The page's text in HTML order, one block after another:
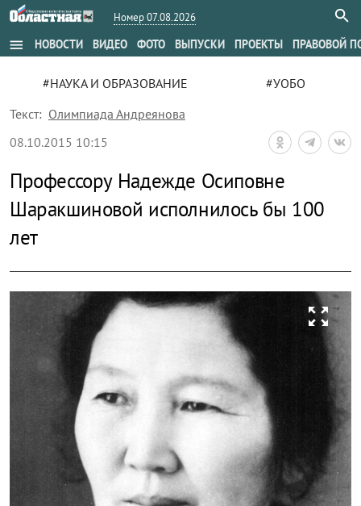
Номер 07.08.2026
menu НОВОСТИ ВИДЕО ФОТО ВЫПУСКИ ПРОЕКТЫ ПРАВОВОЙ
#НАУКА И ОБРАЗОВАНИЕ
#УОБО
Текст: Олимпиада Андреянова
08.10.2015 10:15
Профессору Надежде Осиповне
Шаракшиновой исполнилось бы 100
лет
zoom_out_map